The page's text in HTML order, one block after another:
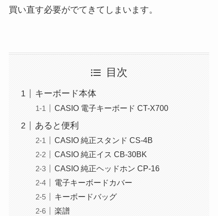
買い直す必要がでてきてしまいます。
目次
キーボード本体
CASIO 電子キーボード CT-X700
あると便利
CASIO 純正スタンド CS-4B
CASIO 純正イス CB-30BK
CASIO 純正ヘッドホン CP-16
電子キーボードカバー
キーボードバッグ
楽譜